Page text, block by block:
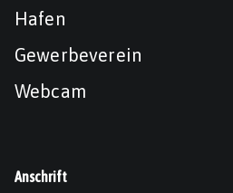
Hafen
Gewerbeverein
Webcam
Anschrift